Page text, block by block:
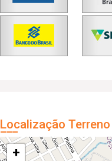
Localização
+